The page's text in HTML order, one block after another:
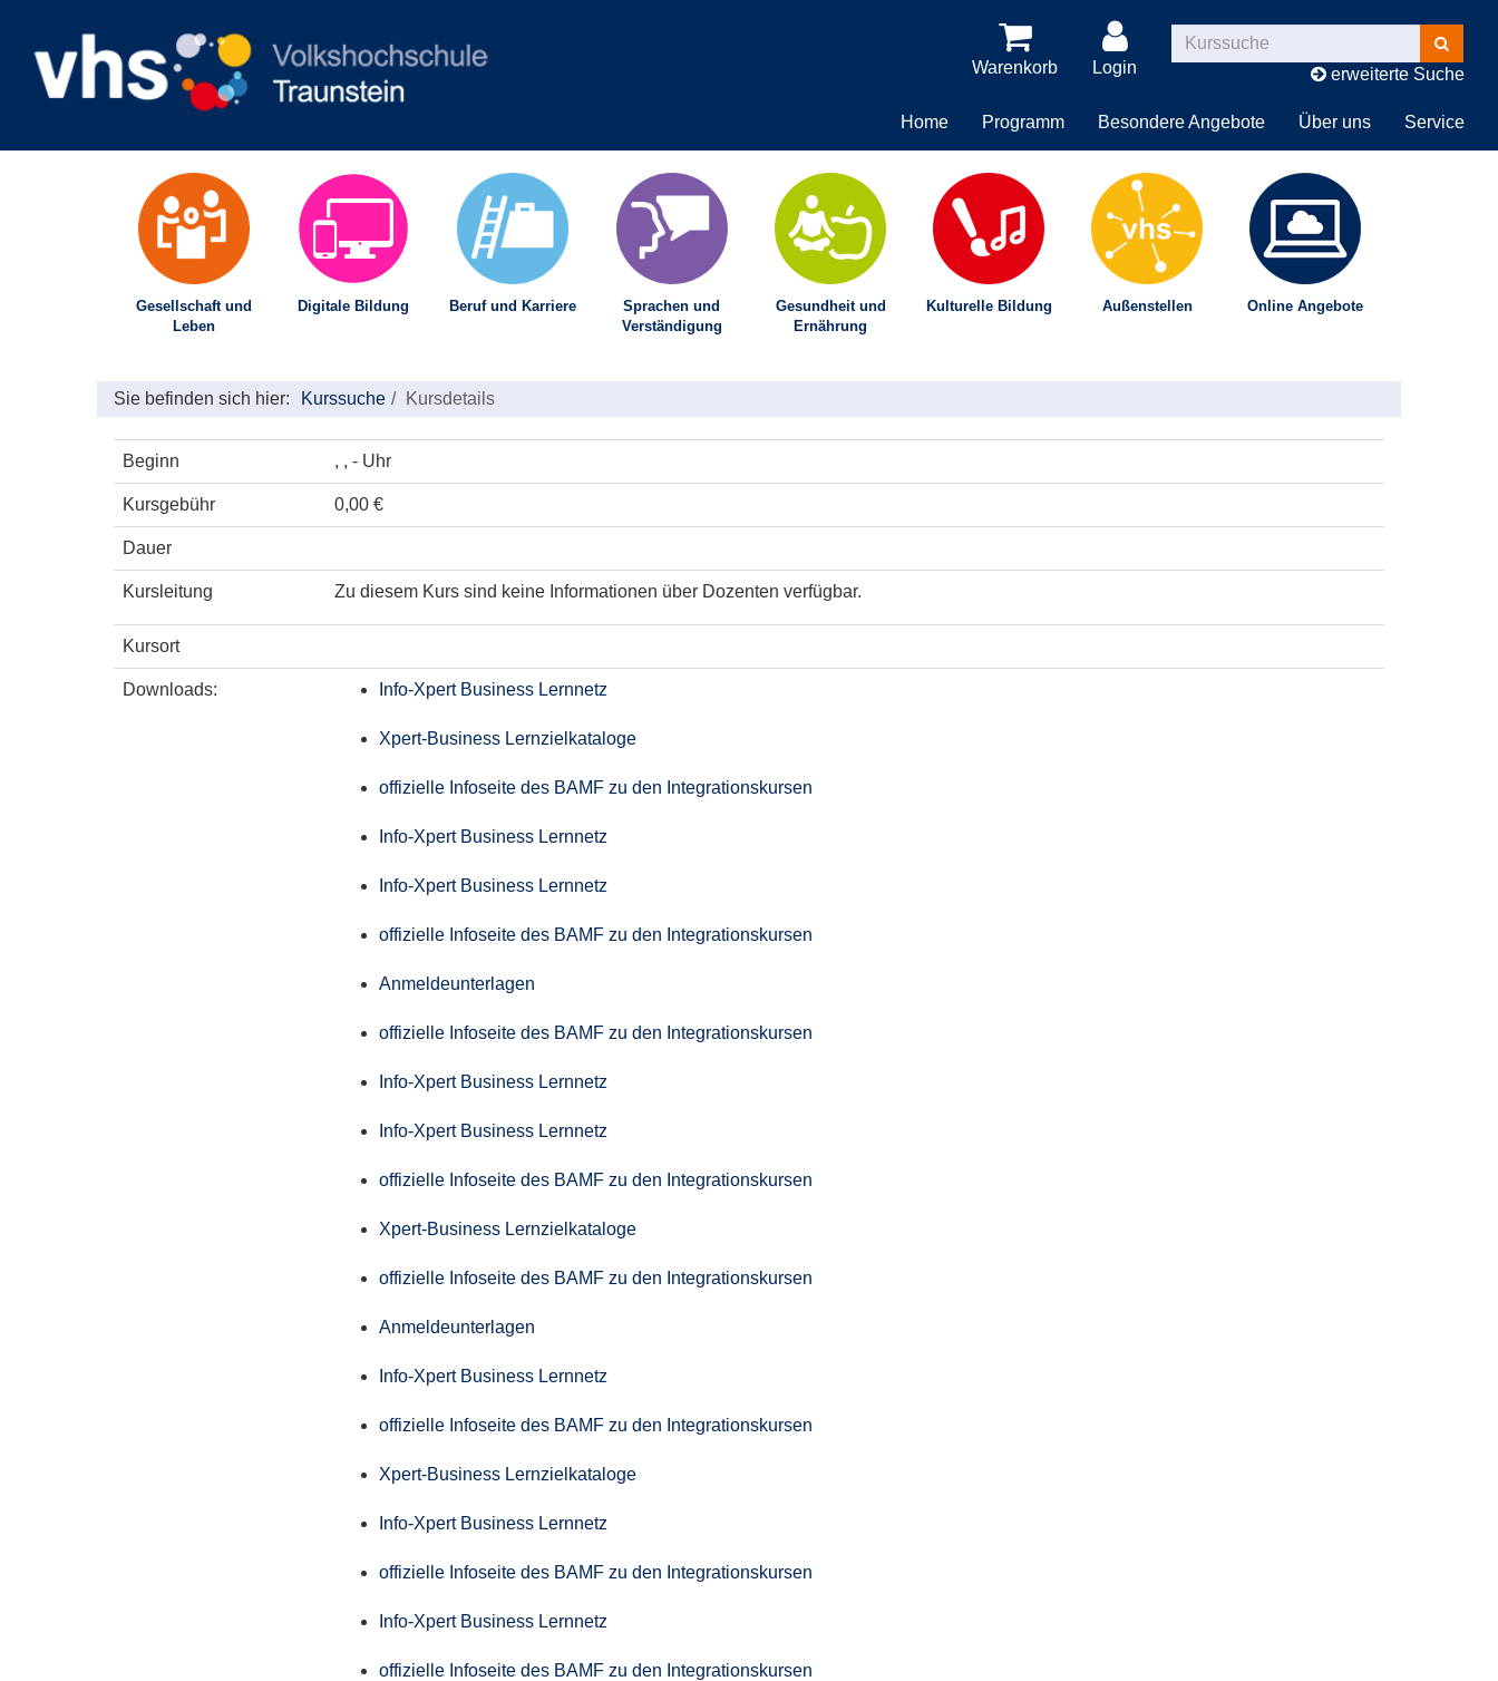
Warenkorb Login
Kurse
suchen
erweiterte Suche
Home Programm Besondere Angebote Über uns Service
Gesellschaft und
Leben
Digitale Bildung Beruf und Karriere
Sprachen und
Verständigung
Gesundheit und
Ernährung
Kulturelle Bildung Außenstellen Online Angebote
Sie befinden sich hier: Kurssuche Kursdetails
Beginn , , - Uhr
Kursgebühr 0,00 €
Dauer
Kursleitung Zu diesem Kurs sind keine Informationen über Dozenten verfügbar.
Kursort
Downloads: Info-Xpert Business Lernnetz
Xpert-Business Lernzielkataloge
offizielle Infoseite des BAMF zu den Integrationskursen
Info-Xpert Business Lernnetz
Info-Xpert Business Lernnetz
offizielle Infoseite des BAMF zu den Integrationskursen
Anmeldeunterlagen
offizielle Infoseite des BAMF zu den Integrationskursen
Info-Xpert Business Lernnetz
Info-Xpert Business Lernnetz
offizielle Infoseite des BAMF zu den Integrationskursen
Xpert-Business Lernzielkataloge
offizielle Infoseite des BAMF zu den Integrationskursen
Anmeldeunterlagen
Info-Xpert Business Lernnetz
offizielle Infoseite des BAMF zu den Integrationskursen
Xpert-Business Lernzielkataloge
Info-Xpert Business Lernnetz
offizielle Infoseite des BAMF zu den Integrationskursen
Info-Xpert Business Lernnetz
offizielle Infoseite des BAMF zu den Integrationskursen